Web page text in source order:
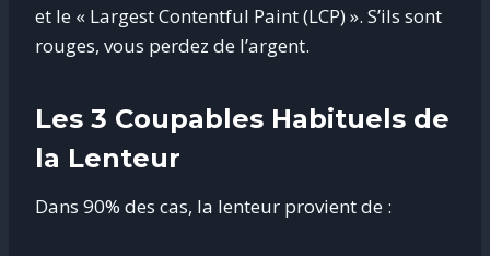
et le « Largest Contentful Paint (LCP) ». S’ils sont
rouges, vous perdez de l’argent.
Les 3 Coupables Habituels de
la Lenteur
Dans 90% des cas, la lenteur provient de :